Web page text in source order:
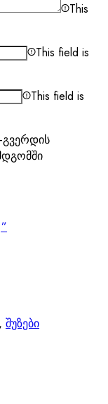
This
This field is
This field is
, შუზები